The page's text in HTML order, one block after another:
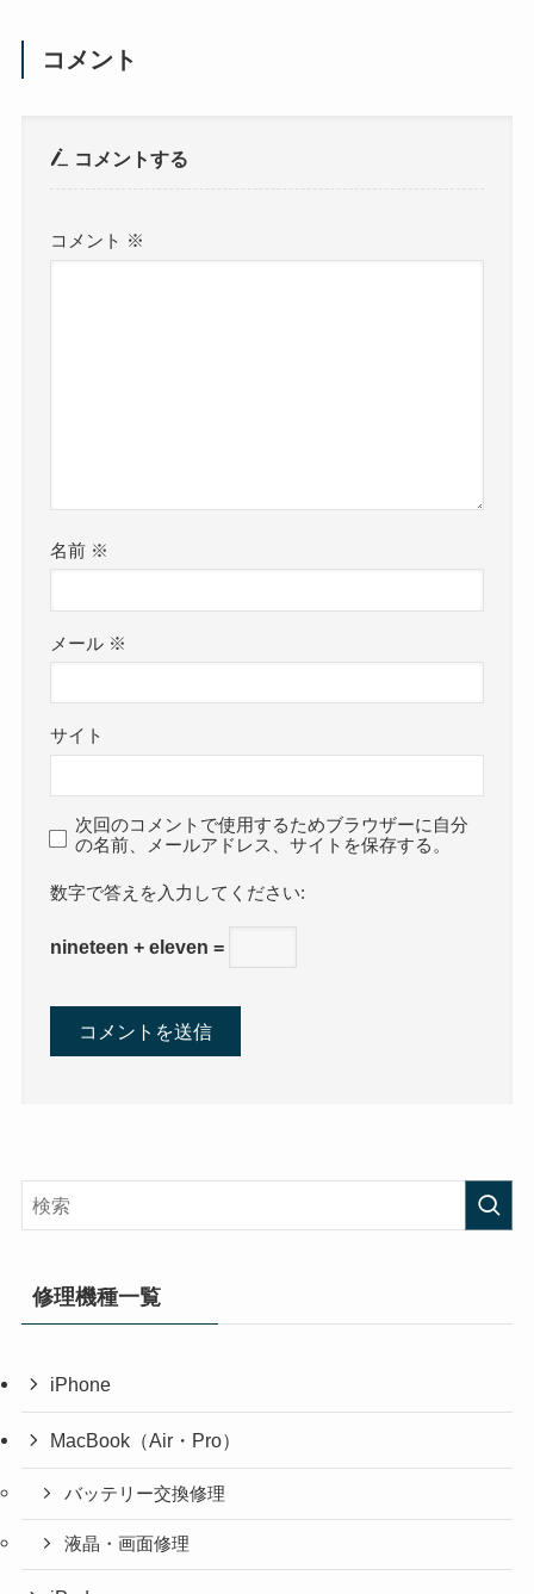
コメント
コメントする
コメント ※
名前 ※
メール ※
サイト
次回のコメントで使用するためブラウザーに自分
の名前、メールアドレス、サイトを保存する。
数字で答えを入力してください:
nineteen + eleven =
修理機種一覧
iPhone
MacBook（Air・Pro）
バッテリー交換修理
液晶・画面修理